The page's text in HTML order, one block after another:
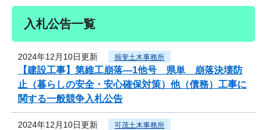
入札公告一覧
2024年12月10日更新 揖斐土木事務所
【建設工事】第維工崩落―1他号 県単 崩落決壊防
止（暮らしの安全・安心確保対策）他（債務）工事に
関する一般競争入札公告
2024年12月10日更新 可茂土木事務所